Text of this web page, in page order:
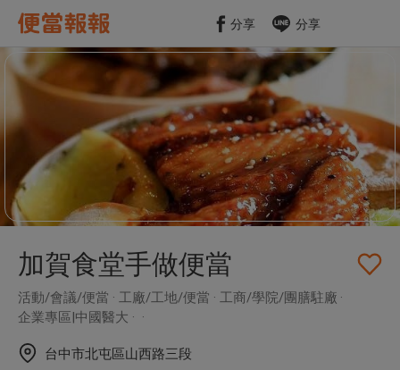
分享 分享
加賀食堂手做便當 未收藏
活動/會議/便當 工廠/工地/便當
工商/學院/團膳駐廠
企業專區|中國醫大
台中市北屯區山西路三段